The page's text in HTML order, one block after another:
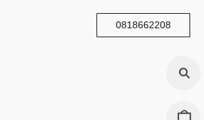
0818662208